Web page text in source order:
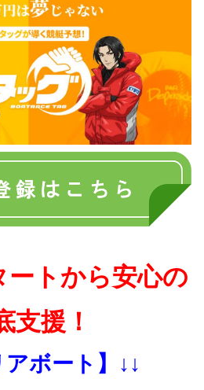
ートから安心の
支援！
アボート】↓↓